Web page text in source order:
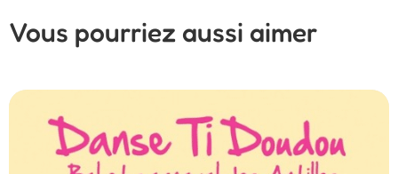
Vous pourriez aussi aimer